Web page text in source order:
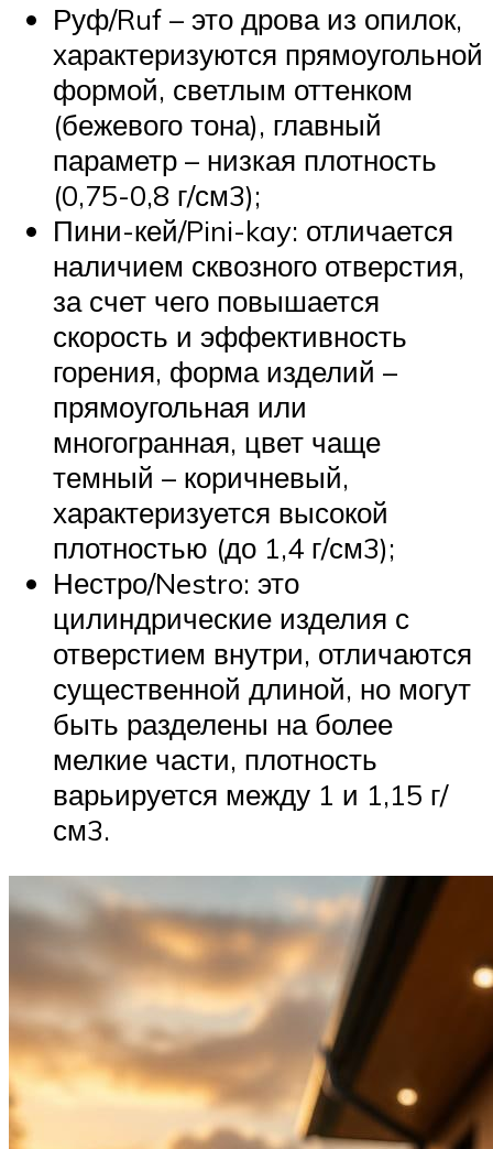
Руф/Ruf – это дрова из опилок,
характеризуются прямоугольной
формой, светлым оттенком
(бежевого тона), главный
параметр – низкая плотность
(0,75-0,8 г/см3);
Пини-кей/Pini-kay: отличается
наличием сквозного отверстия,
за счет чего повышается
скорость и эффективность
горения, форма изделий –
прямоугольная или
многогранная, цвет чаще
темный – коричневый,
характеризуется высокой
плотностью (до 1,4 г/см3);
Нестро/Nestro: это
цилиндрические изделия с
отверстием внутри, отличаются
существенной длиной, но могут
быть разделены на более
мелкие части, плотность
варьируется между 1 и 1,15 г/
см3.